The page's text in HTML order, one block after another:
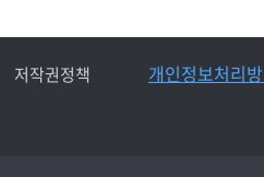
저작권정책 개인정보처리